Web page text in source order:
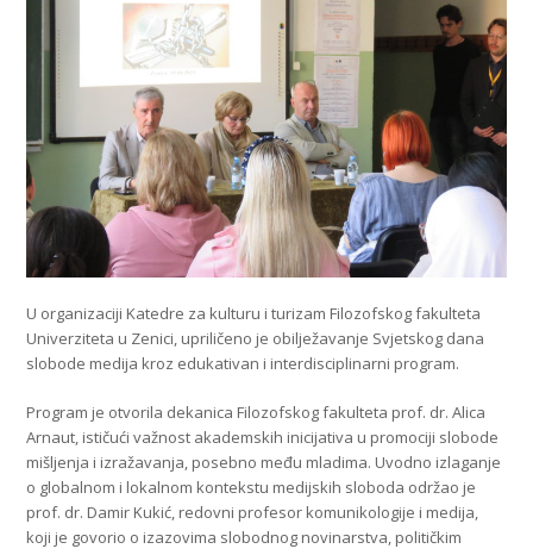
U organizaciji Katedre za kulturu i turizam Filozofskog fakulteta
Univerziteta u Zenici, upriličeno je obilježavanje Svjetskog dana
slobode medija kroz edukativan i interdisciplinarni program.
Program je otvorila dekanica Filozofskog fakulteta prof. dr. Alica
Arnaut, ističući važnost akademskih inicijativa u promociji slobode
mišljenja i izražavanja, posebno među mladima. Uvodno izlaganje
o globalnom i lokalnom kontekstu medijskih sloboda održao je
prof. dr. Damir Kukić, redovni profesor komunikologije i medija,
koji je govorio o izazovima slobodnog novinarstva, političkim